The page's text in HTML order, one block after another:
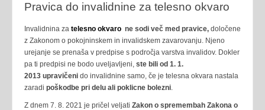
Pravica do invalidnine za telesno okvaro
Invalidnina za telesno okvaro ne sodi več med pravice, določene
z Zakonom o pokojninskem in invalidskem zavarovanju. Njeno
urejanje se prenaša v predpise s področja varstva invalidov. Dokler
pa ti predpisi ne bodo uveljavljeni, ste bili od 1. 1.
2013 upravičeni do invalidnine samo, če je telesna okvara nastala
zaradi poškodbe pri delu ali poklicne bolezni.
Z dnem 7. 8. 2021 je pričel veljati Zakon o spremembah Zakona o